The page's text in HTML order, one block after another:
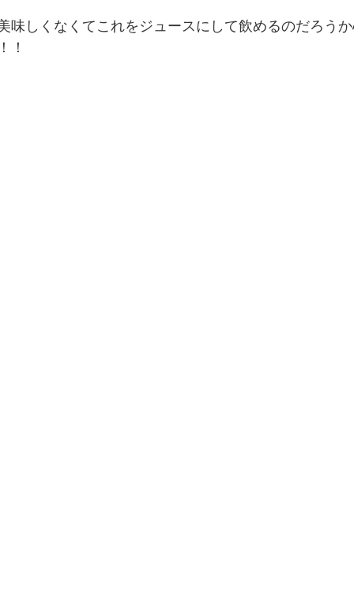
味しくなくてこれをジュースにして飲めるのだろう
！